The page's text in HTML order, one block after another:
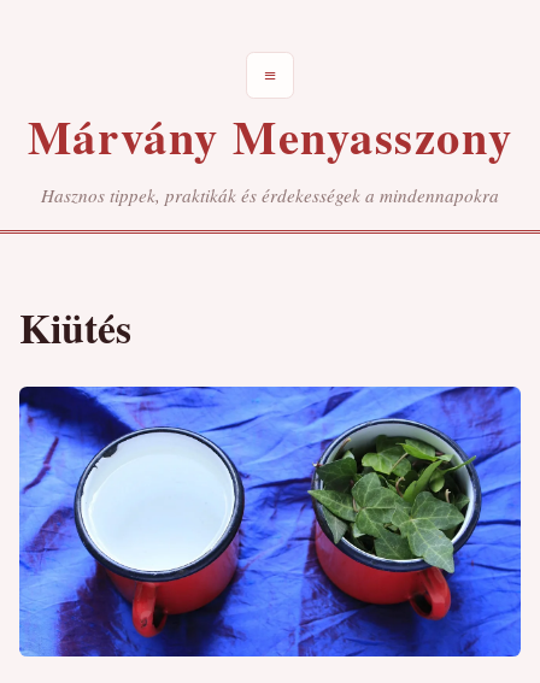
≡
Márvány Menyasszony
Hasznos tippek, praktikák és érdekességek a mindennapokra
Kiütés